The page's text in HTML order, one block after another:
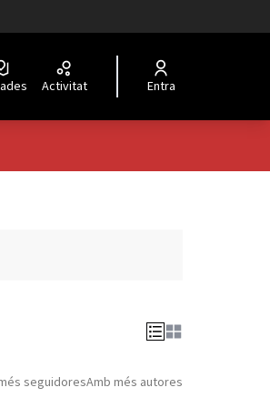
Activitat Entra
seguidoresAmb més autores